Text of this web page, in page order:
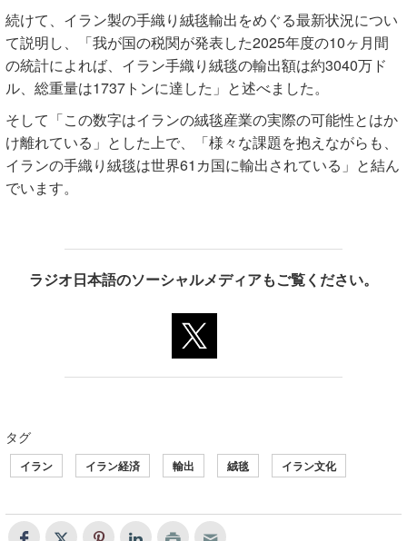
続けて、イラン製の手織り絨毯輸出をめぐる最新状況につい
て説明し、「我が国の税関が発表した2025年度の10ヶ月間
の統計によれば、イラン手織り絨毯の輸出額は約3040万ド
ル、総重量は1737トンに達した」と述べました。
そして「この数字はイランの絨毯産業の実際の可能性とはか
け離れている」とした上で、「様々な課題を抱えながらも、
イランの手織り絨毯は世界61カ国に輸出されている」と結ん
でいます。
ラジオ日本語のソーシャルメディアもご覧ください。
タグ
イラン イラン経済 輸出 絨毯 イラン文化